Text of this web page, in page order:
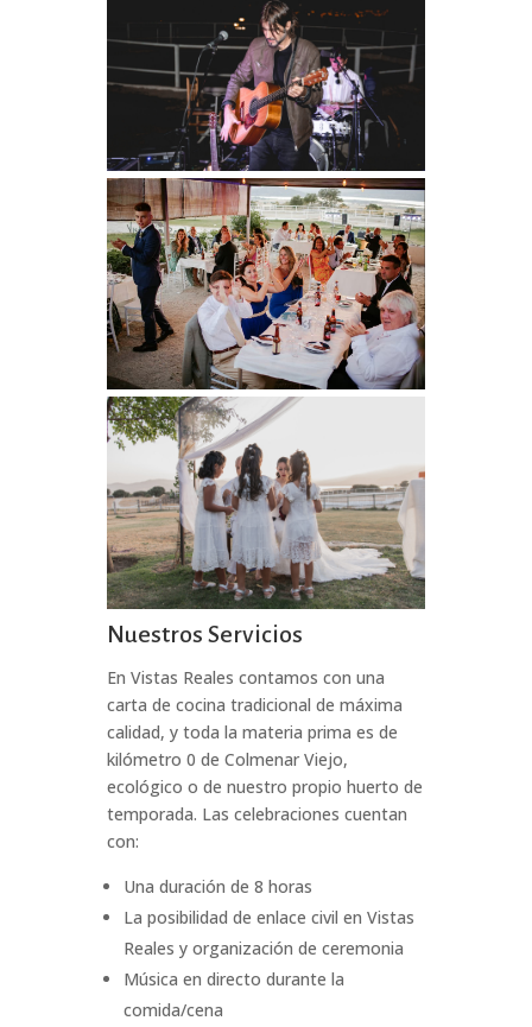
Nuestros Servicios
En Vistas Reales contamos con una
carta de cocina tradicional de máxima
calidad, y toda la materia prima es de
kilómetro 0 de Colmenar Viejo,
ecológico o de nuestro propio huerto de
temporada. Las celebraciones cuentan
con:
Una duración de 8 horas
La posibilidad de enlace civil en Vistas
Reales y organización de ceremonia
Música en directo durante la
comida/cena